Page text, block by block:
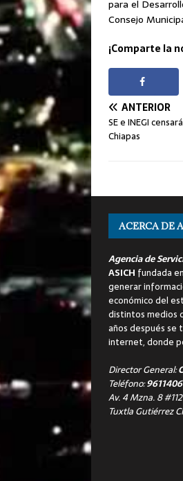
para el
Consejo
¡Comparte la
ANTERIOR
SE e INEGI
Chiapas
ACERCA DE
Agencia de
ASICH fundada
generar
económico del
distintos medios
años después se
internet, donde
Director General:
Teléfono:
Av. 4 Mzna. 8
Tuxtla Gutiérrez